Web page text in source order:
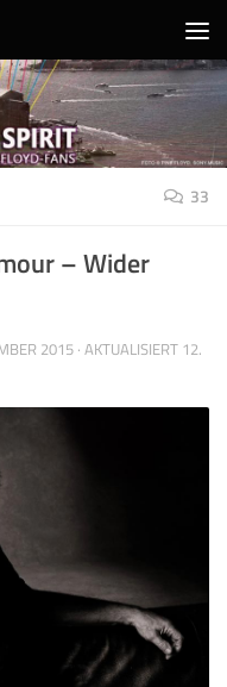
33
– Wider
2015· AKTUALISIERT 12.